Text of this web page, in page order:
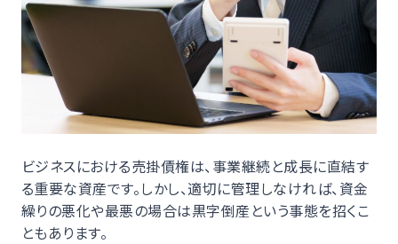
ビジネスにおける売掛債権は、事業継続と成長に直結す
る重要な資産です。しかし、適切に管理しなければ、資金
繰りの悪化や最悪の場合は黒字倒産という事態を招くこ
ともあります。